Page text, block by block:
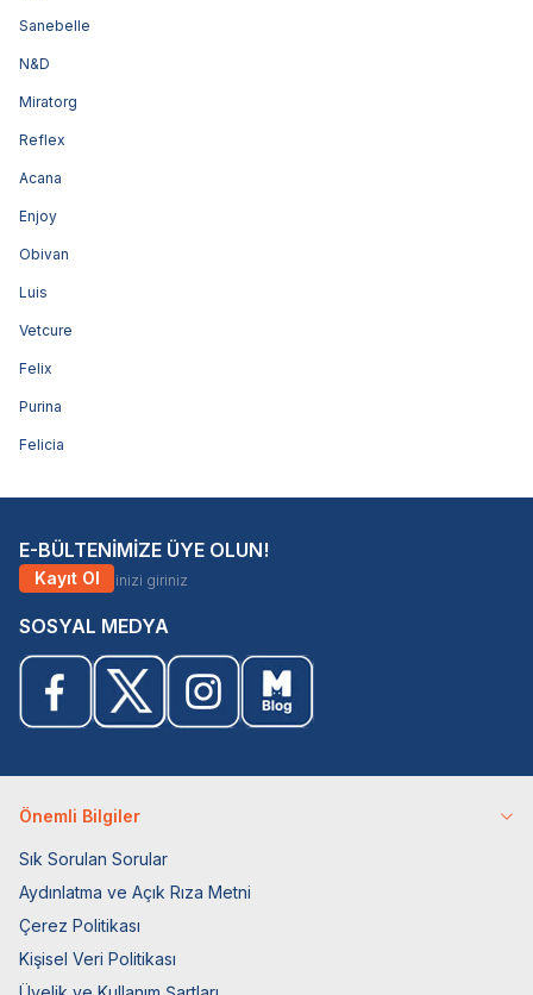
Sanebelle
N&D
Miratorg
Reflex
Acana
Enjoy
Obivan
Luis
Vetcure
Felix
Purina
Felicia
E-BÜLTENİMİZE ÜYE OLUN!
Kayıt Ol
SOSYAL MEDYA
Önemli Bilgiler
Sık Sorulan Sorular
Aydınlatma ve Açık Rıza Metni
Çerez Politikası
Kişisel Veri Politikası